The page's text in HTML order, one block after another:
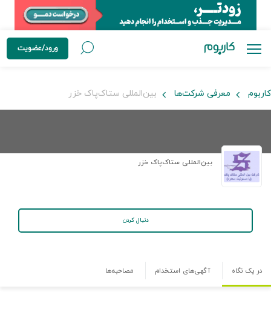
ورود/عضویت
کاربوم معرفی شرکت‌ها بین‌المللی ستاک‌پاک خزر
بین‌المللی ستاک‌پاک خزر
دنبال کردن
در یک نگاه آگهی‌های استخدام مصاحبه‌ها